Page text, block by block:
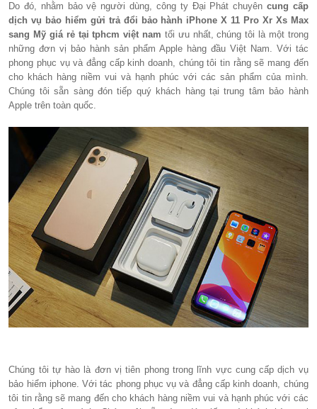
Do đó, nhằm bảo vệ người dùng, công ty Đại Phát chuyên cung cấp
dịch vụ bảo hiểm gửi trả đổi bảo hành iPhone X 11 Pro Xr Xs Max
sang Mỹ giá rẻ tại tphcm việt nam tối ưu nhất, chúng tôi là một trong
những đơn vị bảo hành sản phẩm Apple hàng đầu Việt Nam. Với tác
phong phục vụ và đẳng cấp kinh doanh, chúng tôi tin rằng sẽ mang đến
cho khách hàng niềm vui và hạnh phúc với các sản phẩm của mình.
Chúng tôi sẵn sàng đón tiếp quý khách hàng tại trung tâm bảo hành
Apple trên toàn quốc.
Chúng tôi tự hào là đơn vị tiên phong trong lĩnh vực cung cấp dịch vụ
bảo hiểm iphone. Với tác phong phục vụ và đẳng cấp kinh doanh, chúng
tôi tin rằng sẽ mang đến cho khách hàng niềm vui và hạnh phúc với các